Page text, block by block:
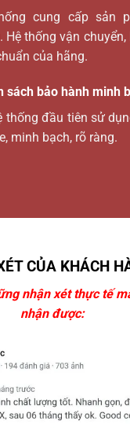
cung cấp sản
Hệ thống vận
của hãng.
sách bảo hành minh
thống đầu tiên sử
minh bạch, rõ ràng.
CỦA KHÁCH
nhận xét thực tế
nhận được: